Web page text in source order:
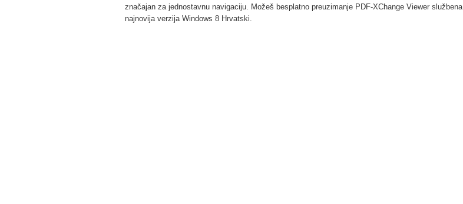
značajan za jednostavnu navigaciju. Možeš besplatno preuzimanje PDF-XChange Viewer službena
najnovija verzija Windows 8 Hrvatski.